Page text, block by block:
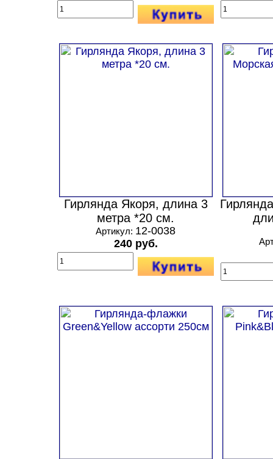
Гирлянда Якоря, длина 3
метра *20 см.
Артикул: 12-0038
240 руб.